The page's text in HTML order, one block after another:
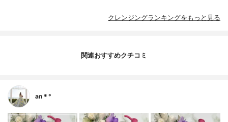
クレンジングランキングをもっと見る
関連おすすめクチコミ
an＊°